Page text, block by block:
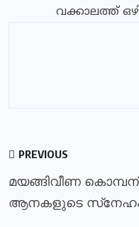
വക്കാലത്ത്
PREVIOUS
മയങ്ങിവീണ
ആനകളുടെ